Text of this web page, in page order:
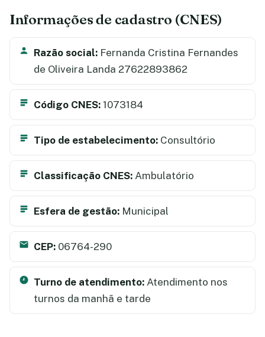
Informações de cadastro (CNES)
Razão social: Fernanda Cristina Fernandes
de Oliveira Landa 27622893862
Código CNES: 1073184
Tipo de estabelecimento: Consultório
Classificação CNES: Ambulatório
Esfera de gestão: Municipal
CEP: 06764-290
Turno de atendimento: Atendimento nos
turnos da manhã e tarde